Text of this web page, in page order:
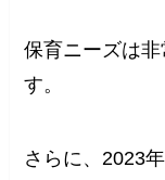
保育ニーズは
す。
さらに、2023